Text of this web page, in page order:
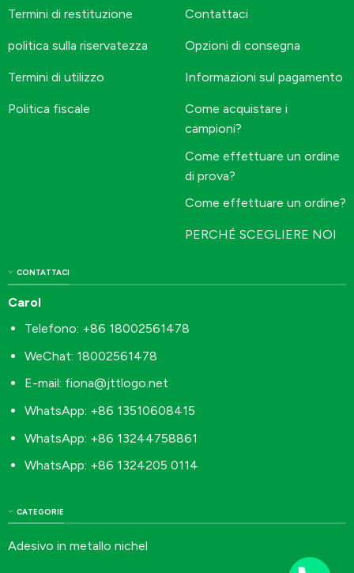
Termini di restituzione
politica sulla riservatezza
Termini di utilizzo
Politica fiscale
Contattaci
Opzioni di consegna
Informazioni sul pagamento
Come acquistare i
campioni?
Come effettuare un ordine
di prova?
Come effettuare un ordine?
PERCHÉ SCEGLIERE NOI
CATEGORIE
Adesivo in metallo nichel
CONTATTACI
Carol
Telefono: +86 18002561478
WeChat: 18002561478
E-mail: fiona@jttlogo.net
WhatsApp: +86 13510608415
WhatsApp: +86 13244758861
WhatsApp: +86 1324205 0114